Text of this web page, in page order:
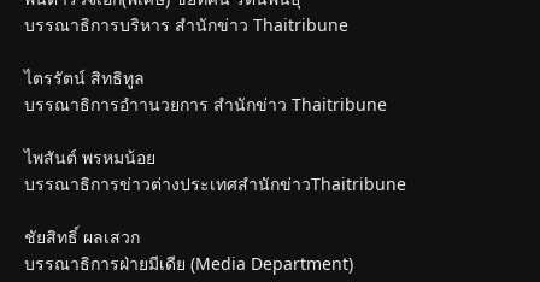
บรรณาธิการบริหาร สำนักข่าว Thaitribune
ไตรรัตน์ สิทธิทูล
บรรณาธิการอำานวยการ สำนักข่าว Thaitribune
ไพสันต์ พรหมน้อย
บรรณาธิการข่าวต่างประเทศสำนักข่าวThaitribune
ชัยสิทธิ์ ผลเสวก
บรรณาธิการฝ่ายมีเดีย (Media Department)